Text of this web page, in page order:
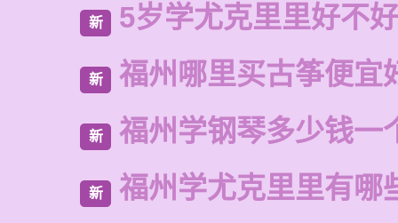
新 5岁学尤克里里好不好
新 福州哪里买古筝便宜
新 福州学钢琴多少钱一
新 福州学尤克里里有哪